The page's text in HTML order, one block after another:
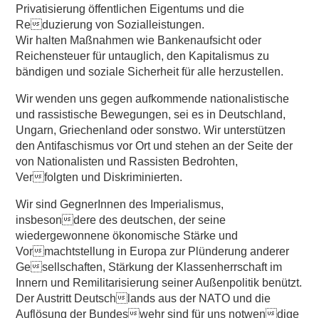
Privatisierung öffentlichen Eigentums und die
Reduzierung von Sozialleistungen.
Wir halten Maßnahmen wie Bankenaufsicht oder
Reichensteuer für untauglich, den Kapitalismus zu
bändigen und soziale Sicherheit für alle herzustellen.
Wir wenden uns gegen aufkommende nationalistische
und rassistische Bewegungen, sei es in Deutschland,
Ungarn, Griechenland oder sonstwo. Wir unterstützen
den Antifaschismus vor Ort und stehen an der Seite der
von Nationalisten und Rassisten Bedrohten,
Verfolgten und Diskriminierten.
Wir sind GegnerInnen des Imperialismus,
insbesondere des deutschen, der seine
wiedergewonnene ökonomische Stärke und
Vormachtstellung in Europa zur Plünderung anderer
Gesellschaften, Stärkung der Klassenherrschaft im
Innern und Remilitarisierung seiner Außenpolitik benützt.
Der Austritt Deutschlands aus der NATO und die
Auflösung der Bundeswehr sind für uns notwendige